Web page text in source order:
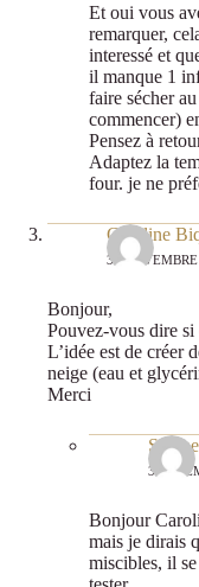
Et oui vous
remarquer,
interessé et
il manque 1
faire sécher
commencer)
Pensez à
Adaptez la
four. je ne
Caroline
30
Bonjour,
Pouvez-vous dire si
L’idée est de créer
neige (eau et
Merci
3
Bonjour
mais je dirais
miscibles, il